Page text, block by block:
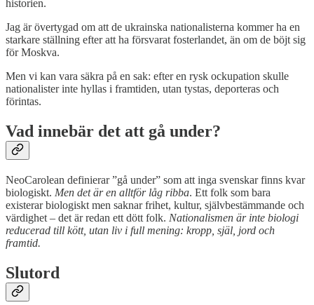
historien.
Jag är övertygad om att de ukrainska nationalisterna kommer ha en
starkare ställning efter att ha försvarat fosterlandet, än om de böjt sig
för Moskva.
Men vi kan vara säkra på en sak: efter en rysk ockupation skulle
nationalister inte hyllas i framtiden, utan tystas, deporteras och
förintas.
Vad innebär det att gå under?
NeoCarolean definierar ”gå under” som att inga svenskar finns kvar
biologiskt. Men det är en alltför låg ribba. Ett folk som bara
existerar biologiskt men saknar frihet, kultur, självbestämmande och
värdighet – det är redan ett dött folk. Nationalismen är inte biologi
reducerad till kött, utan liv i full mening: kropp, själ, jord och
framtid.
Slutord